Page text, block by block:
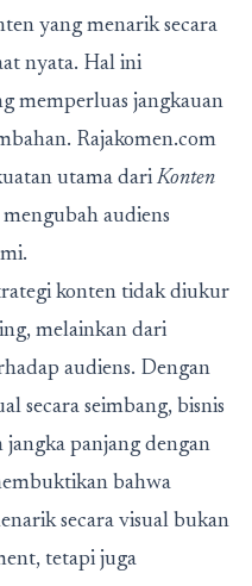
yang menarik secara
nyata. Hal ini
memperluas jangkauan
Rajakomen.com
utama dari Konten
audiens
konten tidak diukur
melainkan dari
audiens. Dengan
secara seimbang, bisnis
panjang dengan
bahwa
secara visual bukan
tetapi juga